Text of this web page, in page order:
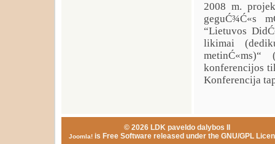
2008 m.
geguĆ¾Ć«s
“Lietuvos
likimai
konferencijos
Konferencija
© 2026 LDK paveldo dalybos II
Joomla! is Free Software released under the GNU/GPL